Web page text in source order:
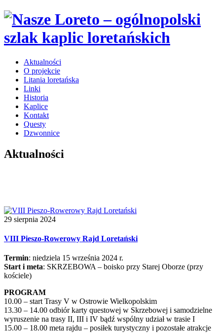
Aktualności
O projekcie
Litania loretańska
Linki
Historia
Kaplice
Kontakt
Questy
Dzwonnice
Aktualności
29 sierpnia 2024
VIII Pieszo-Rowerowy Rajd Loretański
Termin: niedziela 15 września 2024 r.
Start i meta: SKRZEBOWA – boisko przy Starej Oborze (przy
kościele)
PROGRAM
10.00 – start Trasy V w Ostrowie Wielkopolskim
13.30 – 14.00 odbiór karty questowej w Skrzebowej i samodzielne
wyruszenie na trasy II, III i IV bądź wspólny udział w trasie I
15.00 – 18.00 meta rajdu – posiłek turystyczny i pozostałe atrakcje